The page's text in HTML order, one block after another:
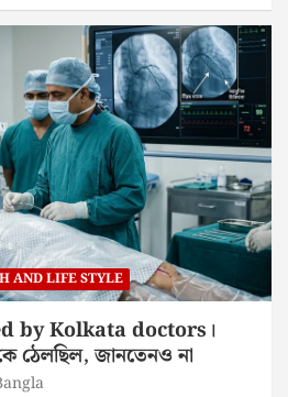
AND LIFE STYLE
by Kolkata doctors।
ঠেলছিল, জানতেনও না